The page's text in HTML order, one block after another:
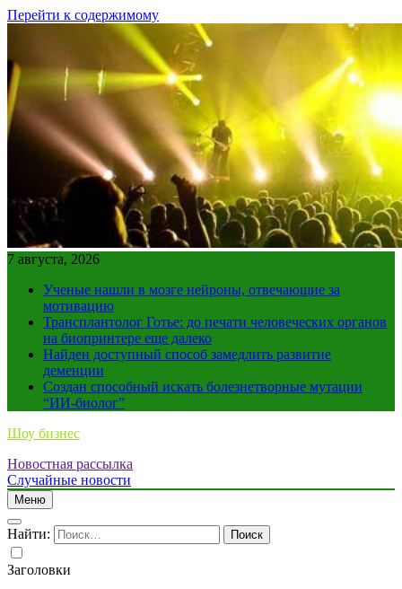
Перейти к содержимому
7 августа, 2026
Ученые нашли в мозге нейроны, отвечающие за
мотивацию
Трансплантолог Готье: до печати человеческих органов
на биопринтере еще далеко
Найден доступный способ замедлить развитие
деменции
Создан способный искать болезнетворные мутации
“ИИ-биолог”
Шоу бизнес
Новостная рассылка
Случайные новости
Меню
Найти:
Заголовки